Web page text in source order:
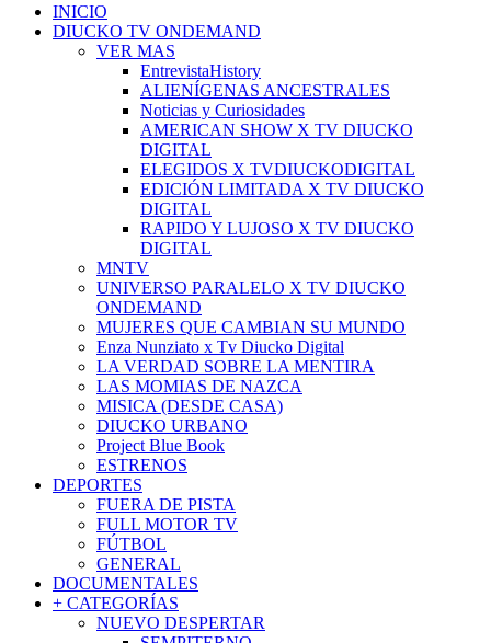
INICIO
DIUCKO TV ONDEMAND
VER MAS
EntrevistaHistory
ALIENÍGENAS ANCESTRALES
Noticias y Curiosidades
AMERICAN SHOW X TV DIUCKO
DIGITAL
ELEGIDOS X TVDIUCKODIGITAL
EDICIÓN LIMITADA X TV DIUCKO
DIGITAL
RAPIDO Y LUJOSO X TV DIUCKO
DIGITAL
MNTV
UNIVERSO PARALELO X TV DIUCKO
ONDEMAND
MUJERES QUE CAMBIAN SU MUNDO
Enza Nunziato x Tv Diucko Digital
LA VERDAD SOBRE LA MENTIRA
LAS MOMIAS DE NAZCA
MISICA (DESDE CASA)
DIUCKO URBANO
Project Blue Book
ESTRENOS
DEPORTES
FUERA DE PISTA
FULL MOTOR TV
FÚTBOL
GENERAL
DOCUMENTALES
+ CATEGORÍAS
NUEVO DESPERTAR